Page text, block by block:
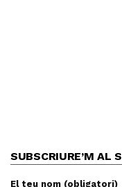
SUBSCRIURE’M AL
El teu nom (obligatori)